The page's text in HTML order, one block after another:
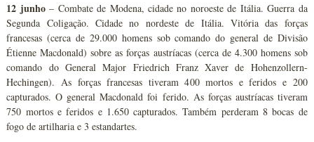
12 junho– Combate de Modena, cidade no noroeste de Itália. Guerra da
Segunda Coligação. Cidade no nordeste de Itália. Vitória das forças
francesas (cerca de 29.000 homens sob comando do general de Divisão
Étienne Macdonald) sobre as forças austríacas (cerca de 4.300 homens sob
comando do General Major Friedrich Franz Xaver de Hohenzollern-
Hechingen). As forças francesas tiveram 400 mortos e feridos e 200
capturados. O general Macdonald foi ferido. As forças austríacas tiveram
750 mortos e feridos e 1.650 capturados. Também perderam 8 bocas de
fogo de artilharia e 3 estandartes.